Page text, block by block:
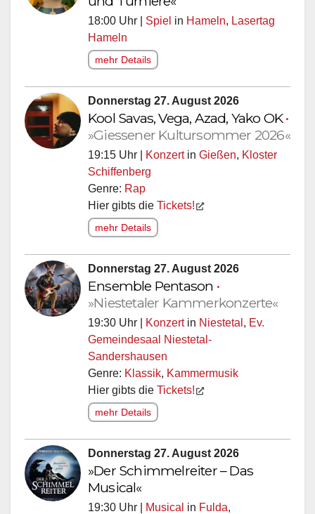
18:00 Uhr | Spiel in Hameln, Lasertag
Hameln
mehr Details
Donnerstag 27. August 2026
Kool Savas, Vega, Azad, Yako OK•
»Giessener Kultursommer 2026«
19:15 Uhr | Konzertin Gießen, Kloster
Schiffenberg
Genre: Rap
Hier gibts die Tickets!
mehr Details
Donnerstag 27. August 2026
Ensemble Pentason •
»Niestetaler Kammerkonzerte«
19:30 Uhr | Konzertin Niestetal , Ev.
Gemeindesaal Niestetal-
Sandershausen
Genre: Klassik, Kammermusik
Hier gibts die Tickets!
mehr Details
Donnerstag 27. August 2026
»Der Schimmelreiter – Das
Musical«
19:30 Uhr | Musical in Fulda,